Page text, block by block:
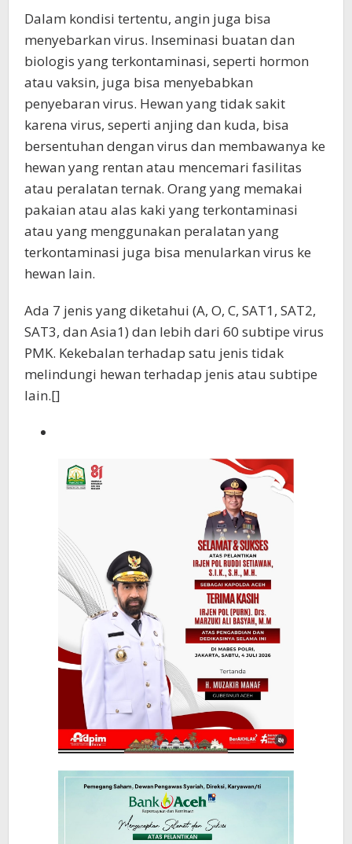
Dalam kondisi tertentu, angin juga bisa
menyebarkan virus. Inseminasi buatan dan
biologis yang terkontaminasi, seperti hormon
atau vaksin, juga bisa menyebabkan
penyebaran virus. Hewan yang tidak sakit
karena virus, seperti anjing dan kuda, bisa
bersentuhan dengan virus dan membawanya ke
hewan yang rentan atau mencemari fasilitas
atau peralatan ternak. Orang yang memakai
pakaian atau alas kaki yang terkontaminasi
atau yang menggunakan peralatan yang
terkontaminasi juga bisa menularkan virus ke
hewan lain.
Ada 7 jenis yang diketahui (A, O, C, SAT1, SAT2,
SAT3, dan Asia1) dan lebih dari 60 subtipe virus
PMK. Kekebalan terhadap satu jenis tidak
melindungi hewan terhadap jenis atau subtipe
lain.[]